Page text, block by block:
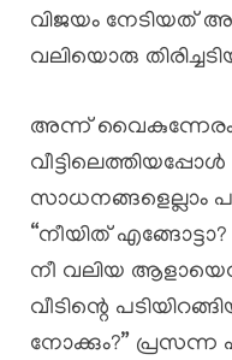
വിജയം നേടിയത്
വലിയൊരു
അന്ന്
സാധനങ്ങളെല്ലാം
“നീയിത്
നീ വലിയ
വീടിന്റെ
നോക്കും?”